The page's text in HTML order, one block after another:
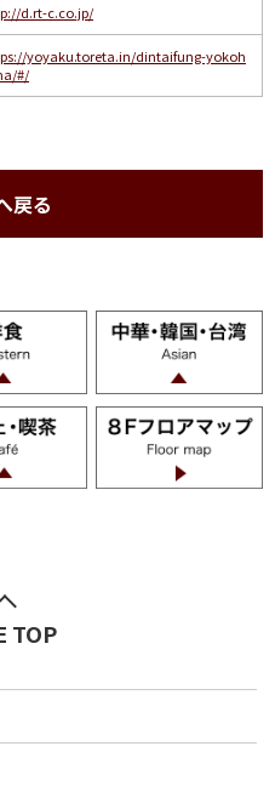
d.rt-c.co.jp/
yoyaku.toreta.in/dintaifung-yokoh
#/
戻る
TOP